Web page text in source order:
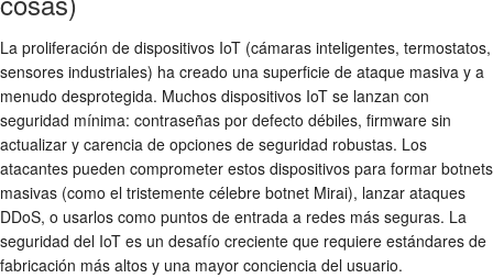
La proliferación de dispositivos IoT (cámaras inteligentes, termostatos,
sensores industriales) ha creado una superficie de ataque masiva y a
menudo desprotegida. Muchos dispositivos IoT se lanzan con
seguridad mínima: contraseñas por defecto débiles, firmware sin
actualizar y carencia de opciones de seguridad robustas. Los
atacantes pueden comprometer estos dispositivos para formar botnets
masivas (como el tristemente célebre botnet Mirai), lanzar ataques
DDoS, o usarlos como puntos de entrada a redes más seguras. La
seguridad del IoT es un desafío creciente que requiere estándares de
fabricación más altos y una mayor conciencia del usuario.